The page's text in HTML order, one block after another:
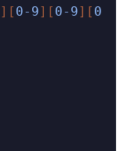
][ 0- 9][ 0- 9][ 0